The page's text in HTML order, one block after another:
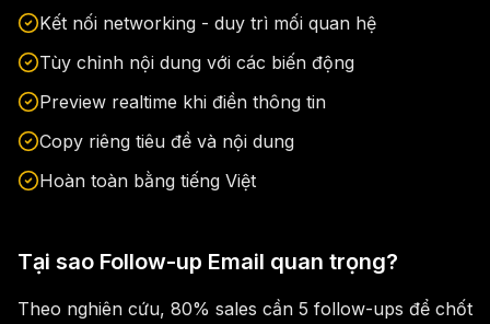
Kết nối networking - duy trì mối quan hệ
Tùy chỉnh nội dung với các biến động
Preview realtime khi điền thông tin
Copy riêng tiêu đề và nội dung
Hoàn toàn bằng tiếng Việt
Tại sao Follow-up Email quan trọng?
Theo nghiên cứu, 80% sales cần 5 follow-ups để chốt